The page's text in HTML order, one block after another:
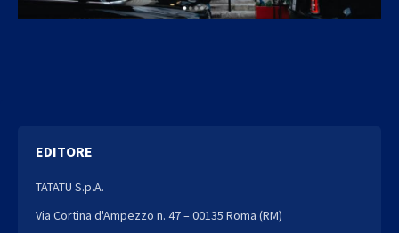
EDITORE
TATATU S.p.A.
Via Cortina d'Ampezzo n. 47 – 00135 Roma (RM)